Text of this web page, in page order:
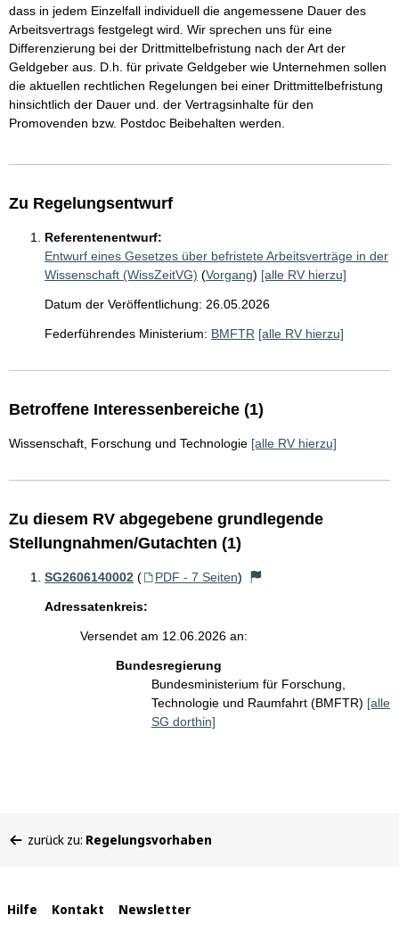
dass in jedem Einzelfall individuell die angemessene Dauer des
Arbeitsvertrags festgelegt wird. Wir sprechen uns für eine
Differenzierung bei der Drittmittelbefristung nach der Art der
Geldgeber aus. D.h. für private Geldgeber wie Unternehmen sollen
die aktuellen rechtlichen Regelungen bei einer Drittmittelbefristung
hinsichtlich der Dauer und. der Vertragsinhalte für den
Promovenden bzw. Postdoc Beibehalten werden.
Zu Regelungsentwurf
Referentenentwurf:
Entwurf eines Gesetzes über befristete Arbeitsverträge in der
Wissenschaft (WissZeitVG) (Vorgang) [alle RV hierzu]
Datum der Veröffentlichung: 26.05.2026
Federführendes Ministerium: BMFTR [alle RV hierzu]
Betroffene Interessenbereiche (1)
Wissenschaft, Forschung und Technologie [alle RV hierzu]
Zu diesem RV abgegebene grundlegende
Stellungnahmen/Gutachten (1)
SG2606140002 ( PDF - 7 Seiten)
Adressatenkreis:
Versendet am 12.06.2026 an:
Bundesregierung
Bundesministerium für Forschung,
Technologie und Raumfahrt (BMFTR) [alle
SG dorthin]
befinden
zurück zu: Regelungsvorhaben
Interne
Hilfe Kontakt Newsletter